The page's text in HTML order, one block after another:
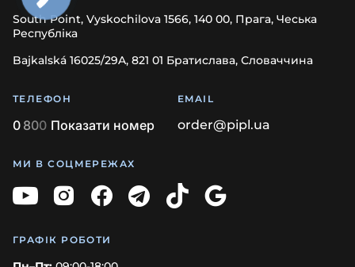
South Point, Vyskochilova 1566, 140 00, Прага, Чеська
Республіка
Bajkalská 16025/29A, 821 01 Братислава, Словаччина
ТЕЛЕФОН
0 800 Показати номер
EMAIL
order@pipl.ua
МИ В СОЦМЕРЕЖАХ
ГРАФІК РОБОТИ